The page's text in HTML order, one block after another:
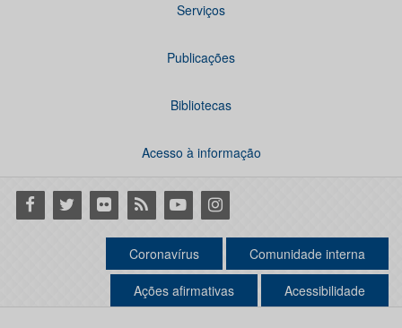
Serviços
Publicações
Bibliotecas
Acesso à informação
Facebook
Twitter Flickr RSS YoutubeInstagram
Coronavírus Comunidade interna
Ações afirmativas Acessibilidade